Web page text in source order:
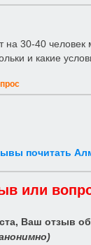
на 30-40 человек
и какие
почитать
или
Ваш отзыв